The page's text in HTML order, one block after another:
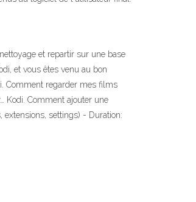
et repartir sur une base
et vous êtes venu au bon
Comment regarder mes films
Kodi. Comment ajouter une
extensions, settings) - Duration: